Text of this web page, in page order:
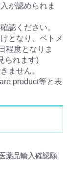
が認められま
認ください。
となり、ベトメ
程度となりま
られます)
ません。
product等と表
薬品輸入確認願